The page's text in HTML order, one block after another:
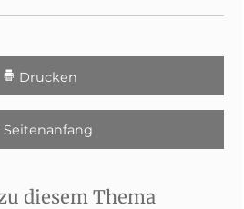
Drucken
Seitenanfang
diesem Thema